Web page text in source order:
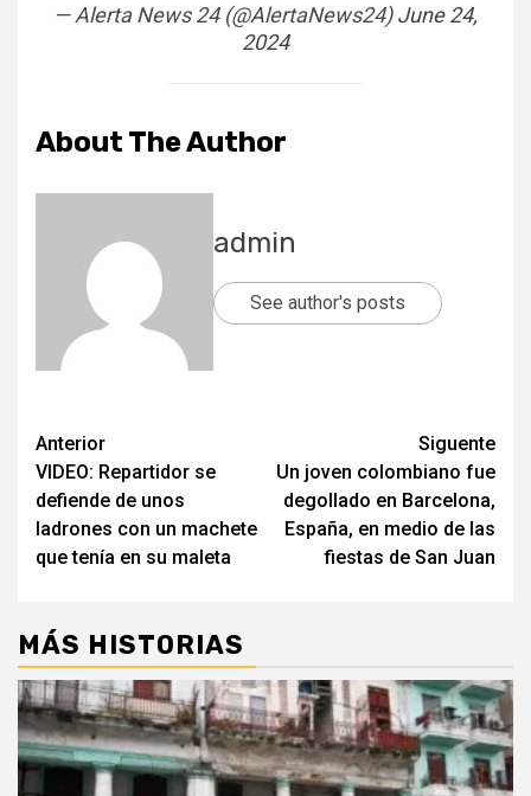
— Alerta News 24 (@AlertaNews24)June 24,
2024
About The Author
admin
See author's posts
Post
navigation
Anterior
VIDEO: Repartidor se
defiende de unos
ladrones con un machete
que tenía en su maleta
Siguente
Un joven colombiano fue
degollado en Barcelona,
España, en medio de las
fiestas de San Juan
MÁS HISTORIAS